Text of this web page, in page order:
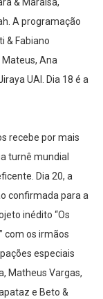
A programação
& Fabiano
Ana
UAI. Dia 18 é a
recebe por mais
turnê mundial
Dia 20, a
confirmada para a
inédito “Os
com os irmãos
especiais
Matheus Vargas,
e Beto &